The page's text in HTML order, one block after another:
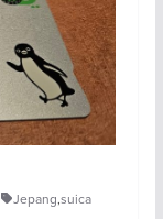
Jepang,suica